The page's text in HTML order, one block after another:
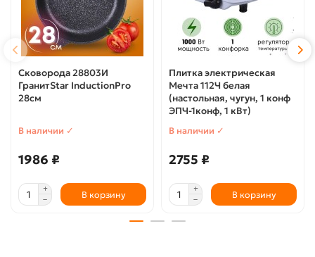
Сковорода 28803И
ГранитStar InductionPro
28см
В наличии ✓
1986 ₽
В корзину
Плитка электрическая
Мечта 112Ч белая
(настольная, чугун, 1 конф
ЭПЧ-1конф, 1 кВт)
В наличии ✓
2755 ₽
В корзину